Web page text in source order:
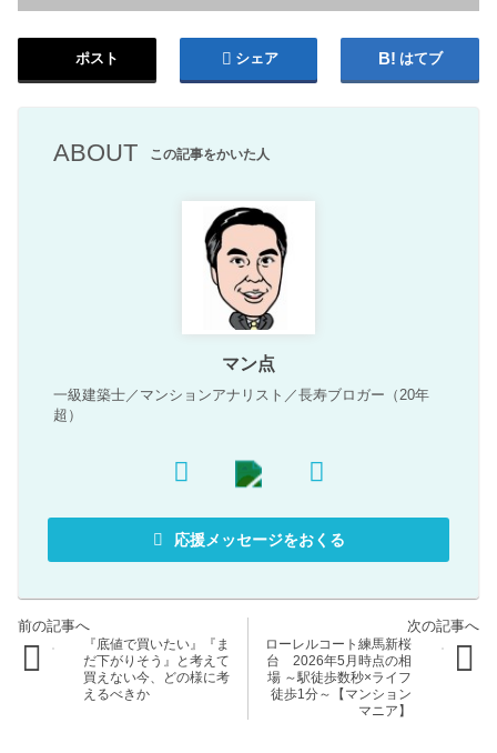
ポスト シェア はてブ
ABOUT この記事をかいた人
マン点
一級建築士／マンションアナリスト／長寿ブロガー（20年
超）
応援メッセージをおくる
『底値で買いたい』『ま
だ下がりそう』と考えて
買えない今、どの様に考
えるべきか
ローレルコート練馬新桜
台 2026年5月時点の相
場 ～駅徒歩数秒×ライフ
徒歩1分～【マンション
マニア】